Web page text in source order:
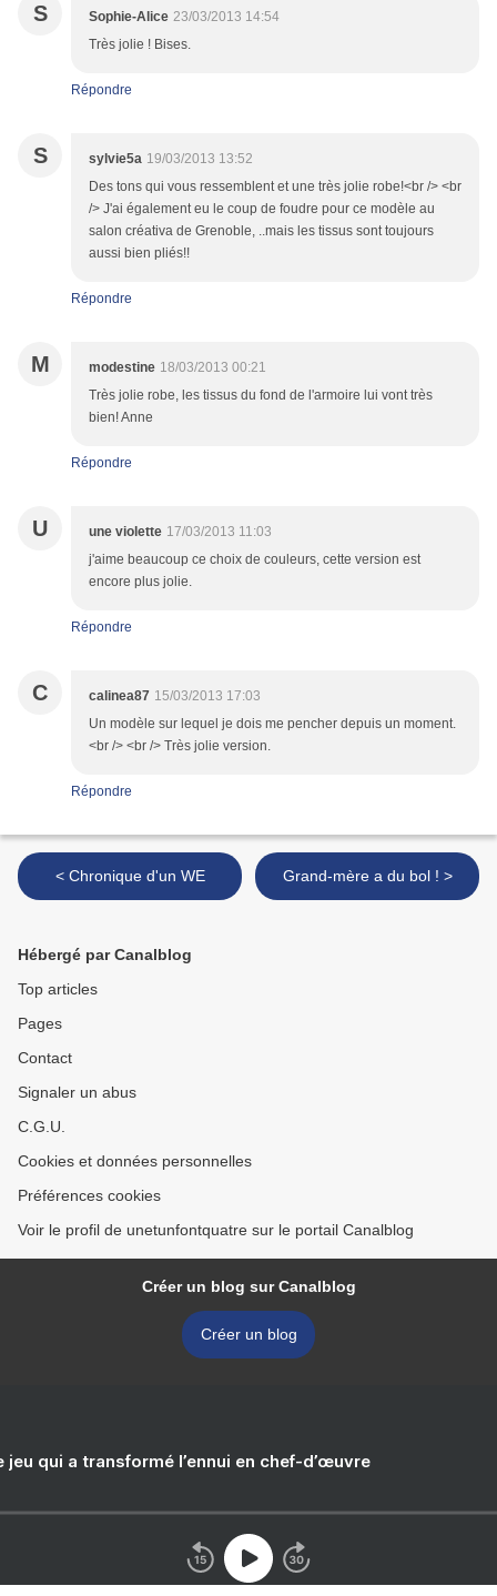
S Sophie-Alice 23/03/2013 14:54
Très jolie ! Bises.
Répondre
S sylvie5a 19/03/2013 13:52
Des tons qui vous ressemblent et une très jolie robe!<br /> <br
/> J'ai également eu le coup de foudre pour ce modèle au
salon créativa de Grenoble, ..mais les tissus sont toujours
aussi bien pliés!!
Répondre
M modestine 18/03/2013 00:21
Très jolie robe, les tissus du fond de l'armoire lui vont très
bien! Anne
Répondre
U une violette 17/03/2013 11:03
j'aime beaucoup ce choix de couleurs, cette version est
encore plus jolie.
Répondre
C calinea87 15/03/2013 17:03
Un modèle sur lequel je dois me pencher depuis un moment.
<br /> <br /> Très jolie version.
Répondre
< Chronique d'un WE Grand-mère a du bol ! >
Hébergé par Canalblog
Top articles
Pages
Contact
Signaler un abus
C.G.U.
Cookies et données personnelles
Préférences cookies
Voir le profil de unetunfontquatre sur le portail Canalblog
Créer un blog sur Canalblog
Créer un blog
jeu qui a transformé l’ennui en chef-d’œuvre